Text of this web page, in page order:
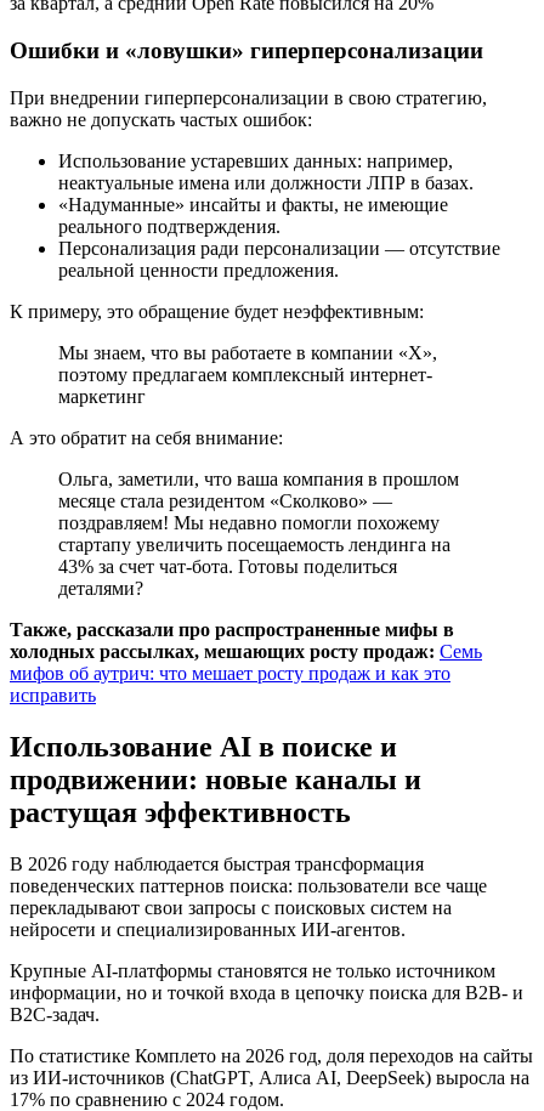
Ошибки и «ловушки» гиперперсонализации
При внедрении гиперперсонализации в свою стратегию,
важно не допускать частых ошибок:
Использование устаревших данных: например,
неактуальные имена или должности ЛПР в базах.
«Надуманные» инсайты и факты, не имеющие
реального подтверждения.
Персонализация ради персонализации — отсутствие
реальной ценности предложения.
К примеру, это обращение будет неэффективным:
Мы знаем, что вы работаете в компании «X»,
поэтому предлагаем комплексный интернет-
маркетинг
А это обратит на себя внимание:
Ольга, заметили, что ваша компания в прошлом
месяце стала резидентом «Сколково» —
поздравляем! Мы недавно помогли похожему
стартапу увеличить посещаемость лендинга на
43% за счет чат-бота. Готовы поделиться
деталями?
Также, рассказали про распространенные мифы в
холодных рассылках, мешающих росту продаж: Семь
мифов об аутрич: что мешает росту продаж и как это
исправить
Использование AI в поиске и
продвижении: новые каналы и
растущая эффективность
В 2026 году наблюдается быстрая трансформация
поведенческих паттернов поиска: пользователи все чаще
перекладывают свои запросы с поисковых систем на
нейросети и специализированных ИИ-агентов.
Крупные AI-платформы становятся не только источником
информации, но и точкой входа в цепочку поиска для B2B- и
B2C-задач.
По статистике Комплето на 2026 год, доля переходов на сайты
из ИИ-источников (ChatGPT, Алиса AI, DeepSeek) выросла на
17% по сравнению с 2024 годом.